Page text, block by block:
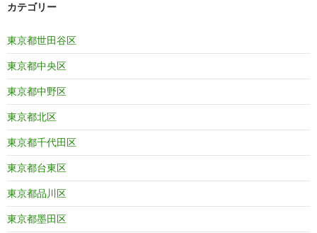
カテゴリー
東京都世田谷区
東京都中央区
東京都中野区
東京都北区
東京都千代田区
東京都台東区
東京都品川区
東京都墨田区